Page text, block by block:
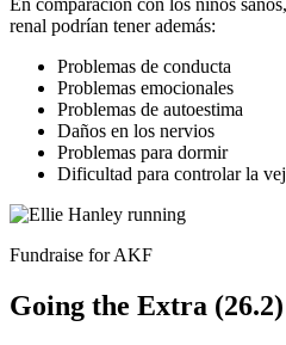
En comparación con los niños
renal podrían tener además:
Problemas de conducta
Problemas emocionales
Problemas de autoestima
Daños en los nervios
Problemas para dormir
Dificultad para controlar la
Fundraise for AKF
Going the Extra